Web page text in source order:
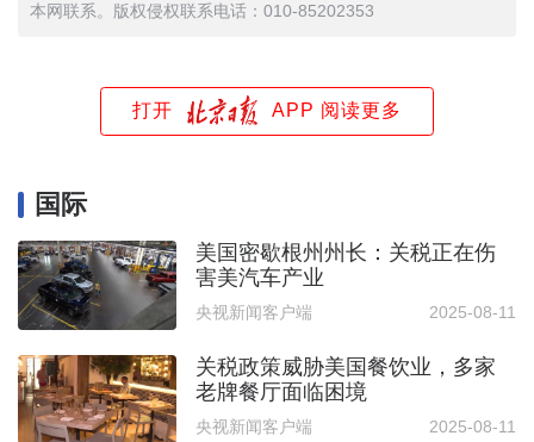
本网联系。版权侵权联系电话：010-85202353
打开 APP 阅读更多
国际
美国密歇根州州长：关税正在伤
害美汽车产业
央视新闻客户端 2025-08-11
关税政策威胁美国餐饮业，多家
老牌餐厅面临困境
央视新闻客户端 2025-08-11